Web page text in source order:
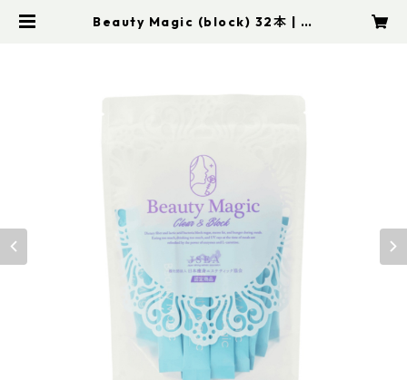
Beauty Magic (block) 32本 | た